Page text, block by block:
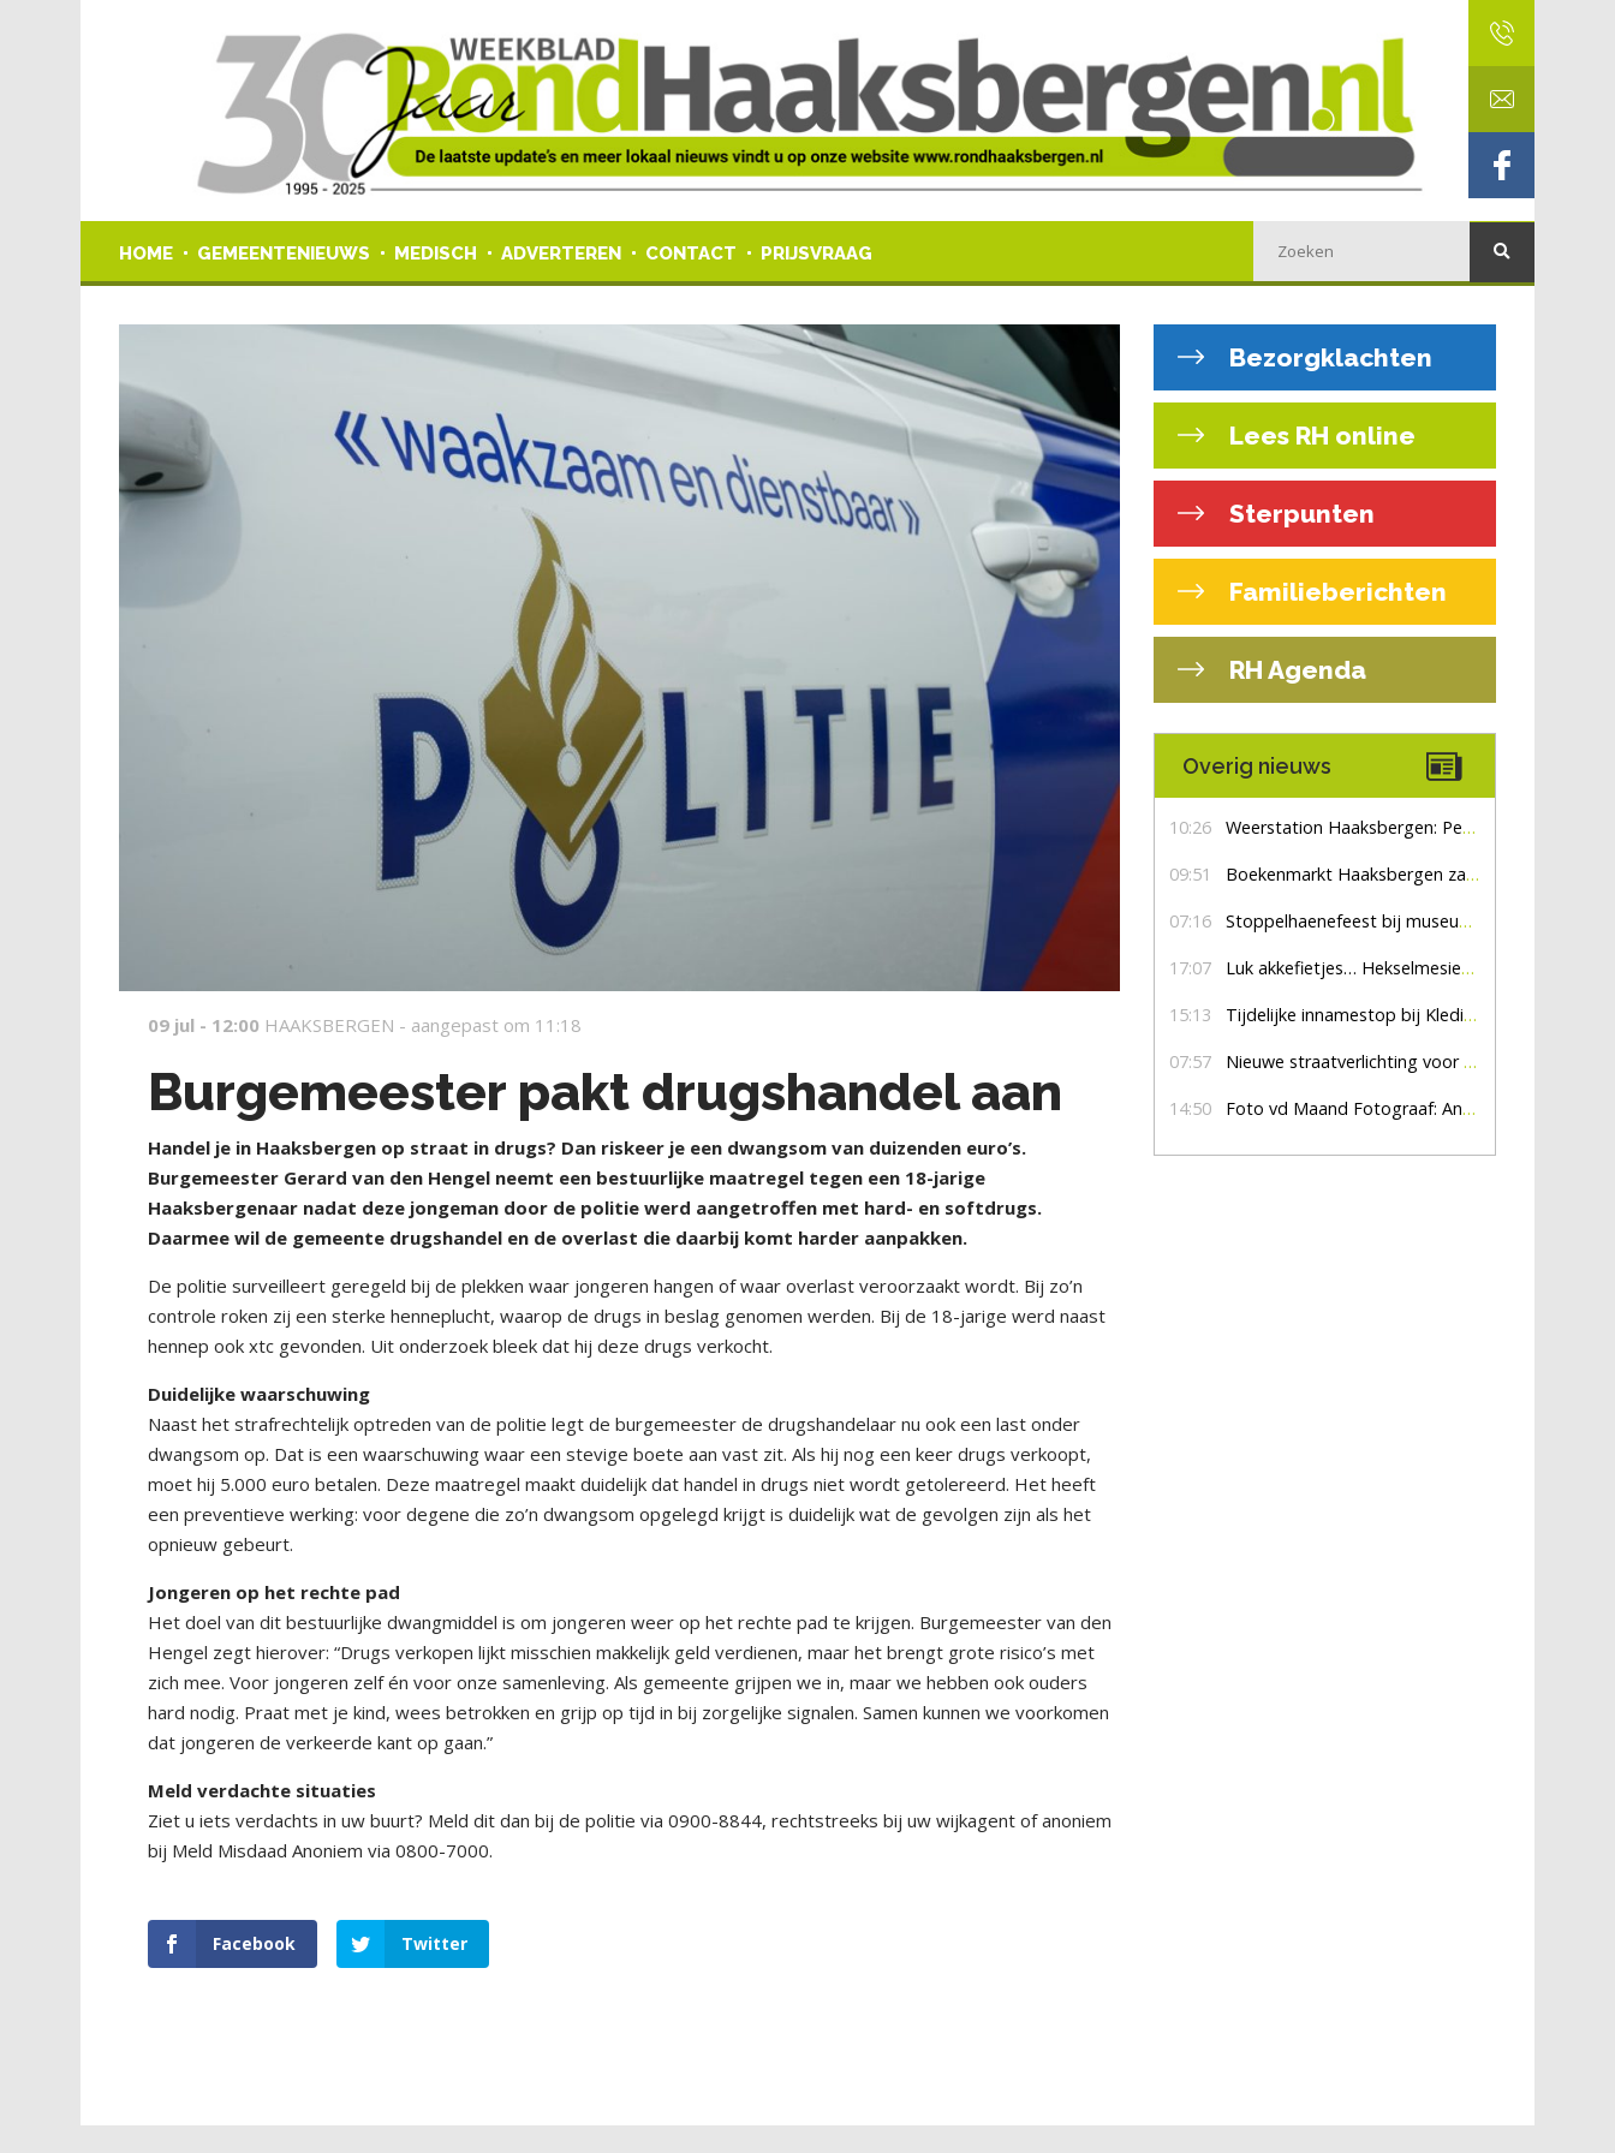
HOME GEMEENTENIEUWS MEDISCH ADVERTEREN CONTACT PRIJSVRAAG
09 jul - 12:00 HAAKSBERGEN - aangepast om 11:18
Burgemeester pakt drugshandel aan
Handel je in Haaksbergen op straat in drugs? Dan riskeer je een dwangsom van duizenden euro’s.
Burgemeester Gerard van den Hengel neemt een bestuurlijke maatregel tegen een 18-jarige
Haaksbergenaar nadat deze jongeman door de politie werd aangetroffen met hard- en softdrugs.
Daarmee wil de gemeente drugshandel en de overlast die daarbij komt harder aanpakken.
De politie surveilleert geregeld bij de plekken waar jongeren hangen of waar overlast veroorzaakt wordt. Bij zo’n
controle roken zij een sterke henneplucht, waarop de drugs in beslag genomen werden. Bij de 18-jarige werd naast
hennep ook xtc gevonden. Uit onderzoek bleek dat hij deze drugs verkocht.
Duidelijke waarschuwing
Naast het strafrechtelijk optreden van de politie legt de burgemeester de drugshandelaar nu ook een last onder
dwangsom op. Dat is een waarschuwing waar een stevige boete aan vast zit. Als hij nog een keer drugs verkoopt,
moet hij 5.000 euro betalen. Deze maatregel maakt duidelijk dat handel in drugs niet wordt getolereerd. Het heeft
een preventieve werking: voor degene die zo’n dwangsom opgelegd krijgt is duidelijk wat de gevolgen zijn als het
opnieuw gebeurt.
Jongeren op het rechte pad
Het doel van dit bestuurlijke dwangmiddel is om jongeren weer op het rechte pad te krijgen. Burgemeester van den
Hengel zegt hierover: “Drugs verkopen lijkt misschien makkelijk geld verdienen, maar het brengt grote risico’s met
zich mee. Voor jongeren zelf én voor onze samenleving. Als gemeente grijpen we in, maar we hebben ook ouders
hard nodig. Praat met je kind, wees betrokken en grijp op tijd in bij zorgelijke signalen. Samen kunnen we voorkomen
dat jongeren de verkeerde kant op gaan.”
Meld verdachte situaties
Ziet u iets verdachts in uw buurt? Meld dit dan bij de politie via 0900-8844, rechtstreeks bij uw wijkagent of anoniem
bij Meld Misdaad Anoniem via 0800-7000.
Facebook Twitter
Bezorgklachten
Lees RH online
Sterpunten
Familieberichten
RH Agenda
Overig nieuws
10:26 Weerstation Haaksbergen: Perioden met zon en droog
09:51 Boekenmarkt Haaksbergen zaterdag 8 augustus, marktplein Haaksbergen
07:16 Stoppelhaenefeest bij museum De Lebbenbrugge
17:07 Luk akkefietjes… HekselmesienHarry
15:13 Tijdelijke innamestop bij Kledingbank Stefania
07:57 Nieuwe straatverlichting voor De Veldmaat en De Pas
14:50 Foto vd Maand Fotograaf: Anna Jalving